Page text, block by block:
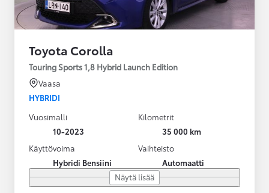
Toyota Corolla
Touring Sports 1,8 Hybrid Launch Edition
Vaasa
HYBRIDI
Vuosimalli
10-2023
Kilometrit
35 000 km
Käyttövoima
Hybridi Bensiini
Vaihteisto
Automaatti
Näytä lisää